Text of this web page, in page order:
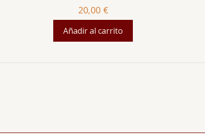
20,00 €
Añadir al carrito